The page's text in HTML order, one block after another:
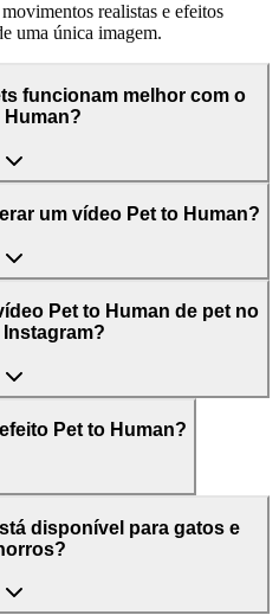
realistas e efeitos
uma única imagem.
funcionam melhor com o
Human?
um vídeo Pet to Human?
Pet to Human de pet no
Pet to Human?
disponível para gatos e